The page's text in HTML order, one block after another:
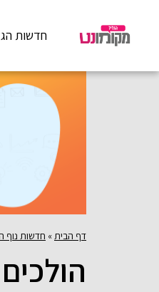
חדשות
דף הבית » חדשות נוף